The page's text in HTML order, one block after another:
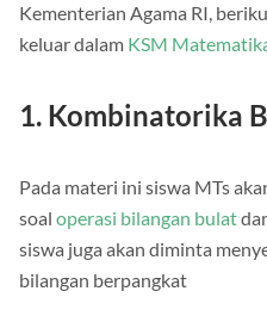
Kementerian Agama RI,
keluar dalam KSM
1. Kombinatorika
Pada materi ini siswa MTs
soal operasi bilangan bulat
siswa juga akan diminta
bilangan berpangkat